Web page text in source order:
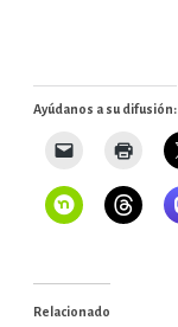
Ayúdanos a su difusión:
Relacionado